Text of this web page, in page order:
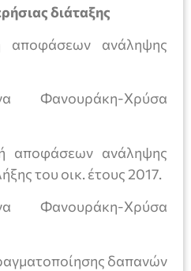
διάταξης
αποφάσεων ανάληψης
Φανουράκη-Χρύσα
αποφάσεων ανάληψης
του οικ. έτους 2017.
Φανουράκη-Χρύσα
δαπανών